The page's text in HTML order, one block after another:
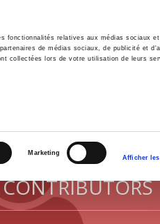
fonctionnalités relatives aux médias sociaux
de médias sociaux, de publicité et
collectées lors de votre utilisation de leurs
Marketing
Afficher
International